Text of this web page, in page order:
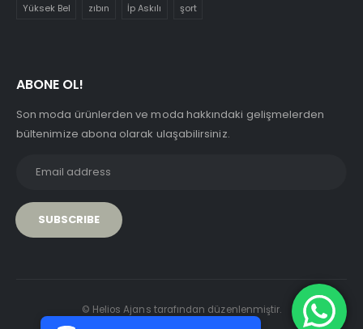
7/24 Canlı Destek
Yüksek Bel zıbın İp Askılı şort
ABONE OL!
Son moda ürünlerden ve moda hakkındaki gelişmelerden
bültenimize abona olarak ulaşabilirsiniz.
© Helios Ajans tarafından düzenlenmiştir.